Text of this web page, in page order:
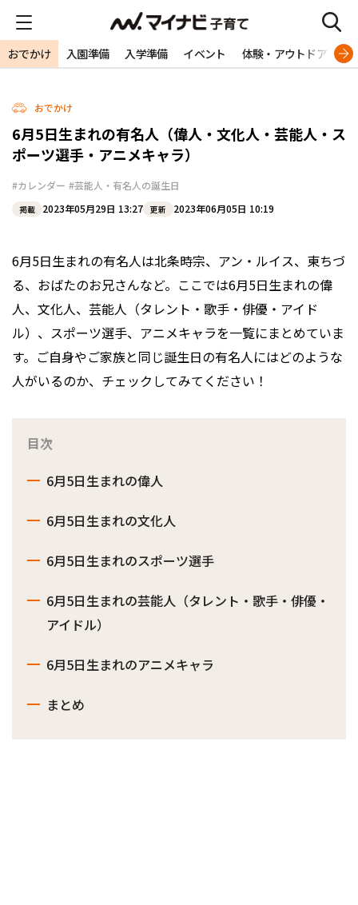
おでかけ 入園準備 入学準備 イベント 体験・アウトドア 旅
おでかけ
6月5日生まれの有名人（偉人・文化人・芸能人・ス
ポーツ選手・アニメキャラ）
#カレンダー #芸能人・有名人の誕生日
掲載 2023年05月29日 13:27 更新 2023年06月05日 10:19
6月5日生まれの有名人は北条時宗、アン・ルイス、東ちづ
る、おばたのお兄さんなど。ここでは6月5日生まれの偉
人、文化人、芸能人（タレント・歌手・俳優・アイド
ル）、スポーツ選手、アニメキャラを一覧にまとめていま
す。ご自身やご家族と同じ誕生日の有名人にはどのような
人がいるのか、チェックしてみてください！
目次
6月5日生まれの偉人
6月5日生まれの文化人
6月5日生まれのスポーツ選手
6月5日生まれの芸能人（タレント・歌手・俳優・
アイドル）
6月5日生まれのアニメキャラ
まとめ